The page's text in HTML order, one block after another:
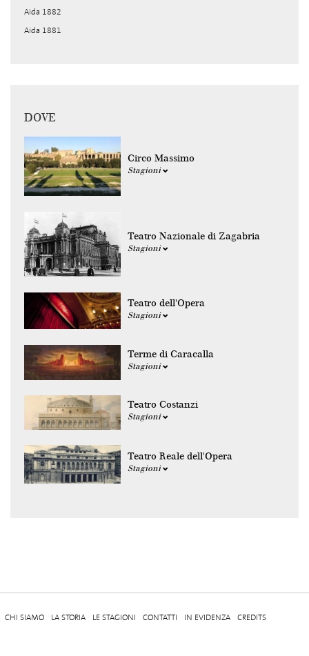
Aida 1882
Aida 1881
DOVE
Circo Massimo
Stagioni
Teatro Nazionale di Zagabria
Stagioni
Teatro dell'Opera
Stagioni
Terme di Caracalla
Stagioni
Teatro Costanzi
Stagioni
Teatro Reale dell'Opera
Stagioni
CHI SIAMO LA STORIA LE STAGIONI CONTATTI IN EVIDENZA CREDITS